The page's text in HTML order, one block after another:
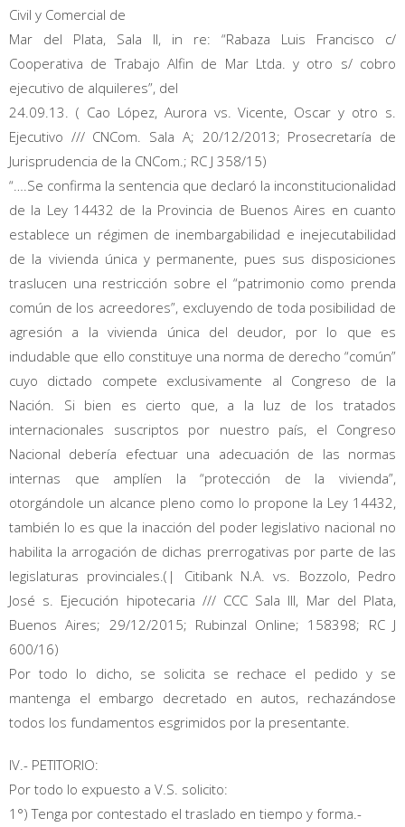
Civil y Comercial de
Mar del Plata, Sala II, in re: “Rabaza Luis Francisco c/
Cooperativa de Trabajo Alfin de Mar Ltda. y otro s/ cobro
ejecutivo de alquileres”, del
24.09.13. ( Cao López, Aurora vs. Vicente, Oscar y otro s.
Ejecutivo /// CNCom. Sala A; 20/12/2013; Prosecretaría de
Jurisprudencia de la CNCom.; RC J 358/15)
“….Se confirma la sentencia que declaró la inconstitucionalidad
de la Ley 14432 de la Provincia de Buenos Aires en cuanto
establece un régimen de inembargabilidad e inejecutabilidad
de la vivienda única y permanente, pues sus disposiciones
traslucen una restricción sobre el “patrimonio como prenda
común de los acreedores”, excluyendo de toda posibilidad de
agresión a la vivienda única del deudor, por lo que es
indudable que ello constituye una norma de derecho “común”
cuyo dictado compete exclusivamente al Congreso de la
Nación. Si bien es cierto que, a la luz de los tratados
internacionales suscriptos por nuestro país, el Congreso
Nacional debería efectuar una adecuación de las normas
internas que amplíen la “protección de la vivienda”,
otorgándole un alcance pleno como lo propone la Ley 14432,
también lo es que la inacción del poder legislativo nacional no
habilita la arrogación de dichas prerrogativas por parte de las
legislaturas provinciales.(| Citibank N.A. vs. Bozzolo, Pedro
José s. Ejecución hipotecaria /// CCC Sala III, Mar del Plata,
Buenos Aires; 29/12/2015; Rubinzal Online; 158398; RC J
600/16)
Por todo lo dicho, se solicita se rechace el pedido y se
mantenga el embargo decretado en autos, rechazándose
todos los fundamentos esgrimidos por la presentante.
IV.- PETITORIO:
Por todo lo expuesto a V.S. solicito:
1°) Tenga por contestado el traslado en tiempo y forma.-